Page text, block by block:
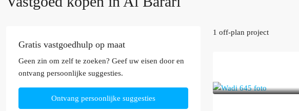
1 off-plan project
Gratis vastgoedhulp op maat
Geen zin om zelf te zoeken? Geef uw eisen door en
ontvang persoonlijke suggesties.
Ontvang persoonlijke suggesties